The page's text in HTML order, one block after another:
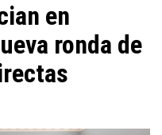
en
ronda de